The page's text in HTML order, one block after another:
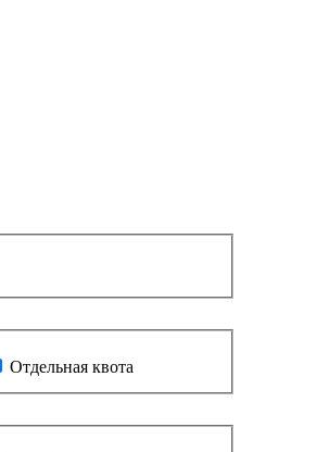
Отдельная квота